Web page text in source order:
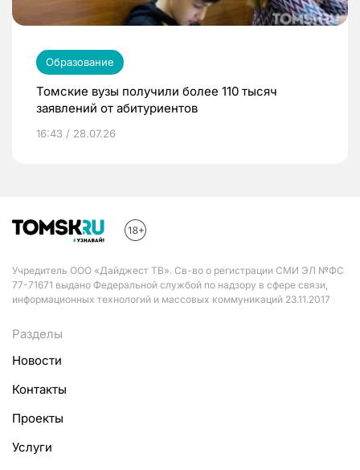
Образование
Томские вузы получили более 110 тысяч
заявлений от абитуриентов
16:43 / 28.07.26
Учредитель ООО «Дайджест ТВ». Св-во о регистрации СМИ ЭЛ №ФС
77-71671 выдано Федеральной службой по надзору в сфере связи,
информационных технологий и массовых коммуникаций 23.11.2017
Разделы
Новости
Контакты
Проекты
Услуги